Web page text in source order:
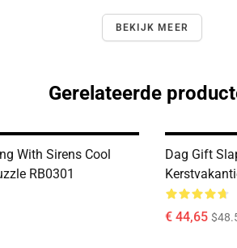
BEKIJK MEER
Gerelateerde
With Sirens Cool
RB0301
Dag Gift
€ 44,65